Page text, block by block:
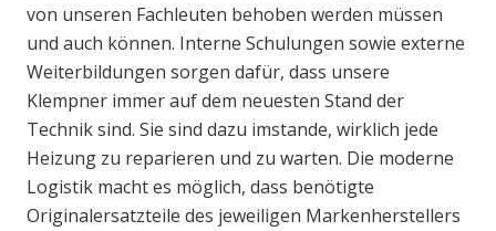
von unseren Fachleuten behoben werden müssen
und auch können. Interne Schulungen sowie externe
Weiterbildungen sorgen dafür, dass unsere
Klempner immer auf dem neuesten Stand der
Technik sind. Sie sind dazu imstande, wirklich jede
Heizung zu reparieren und zu warten. Die moderne
Logistik macht es möglich, dass benötigte
Originalersatzteile des jeweiligen Markenherstellers